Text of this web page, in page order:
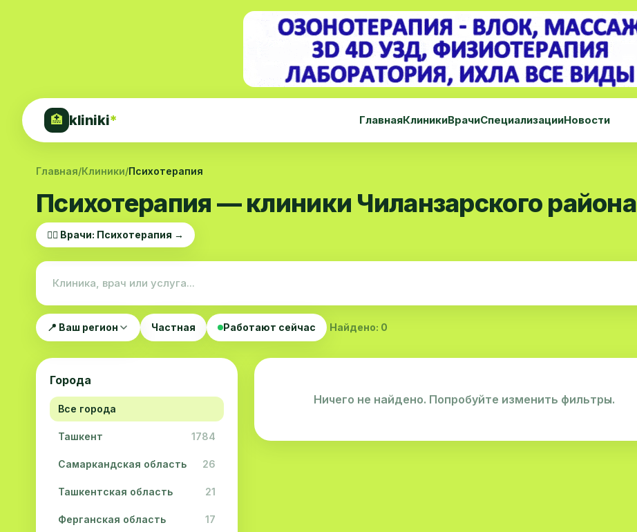
🏥 kliniki* ГлавнаяКлиникиВрачиСпециализацииНовости
Главная/Клиники/Психотерапия
Психотерапия — клиники Чиланзарского района
👨‍⚕️ Врачи: Психотерапия →
📍 Ваш регион Частная Работают сейчас Найдено: 0
Города
Все города
Ташкент 1784
Самаркандская область 26
Ташкентская область 21
Ферганская область 17
Ничего не найдено. Попробуйте изменить фильтры.